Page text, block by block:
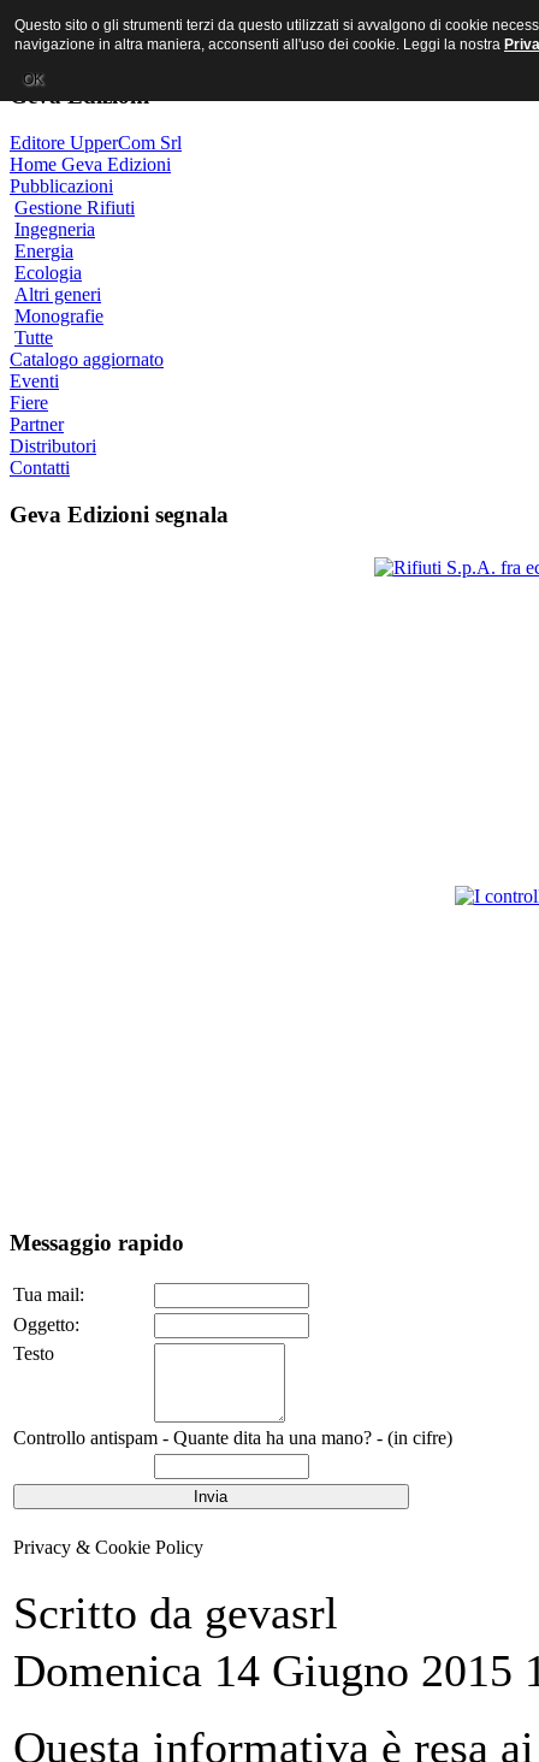
Geva Edizioni
Editore UpperCom Srl
Home Geva Edizioni
Pubblicazioni
Gestione Rifiuti
Ingegneria
Energia
Ecologia
Altri generi
Monografie
Tutte
Catalogo aggiornato
Eventi
Fiere
Partner
Distributori
Contatti
Geva Edizioni segnala
Messaggio rapido
Tua mail:
Oggetto:
Testo
Controllo antispam - Quante dita ha una mano? - (in cifre)
Privacy & Cookie Policy
Scritto da gevasrl
Domenica 14 Giugno 2015
Questa informativa è resa
Questo sito o gli strumenti terzi da questo utilizzati si avvalgono di cookie
navigazione in altra maniera, acconsenti all'uso dei cookie. Leggi la nostra
OK